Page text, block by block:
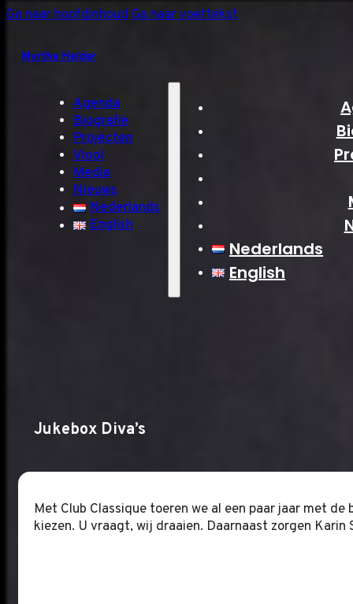
Ga naar hoofdinhoudGa naar voettekst
Myrthe Helder
Agenda
Biografie
Projecten
Viool
Media
Nieuws
Nederlands
English
Nederlands
English
Jukebox Diva’s
Met Club Classique toeren we al een paar jaar met
kiezen. U vraagt, wij draaien. Daarnaast zorgen